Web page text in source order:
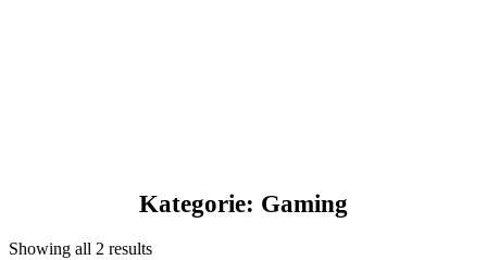
Kategorie: Gaming
Showing all 2 results